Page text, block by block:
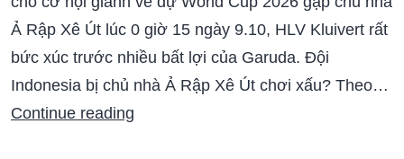
Ả Rập Xê Út lúc 0 giờ 15 ngày 9.10, HLV Kluivert rất
bức xúc trước nhiều bất lợi của Garuda. Đội
Indonesia bị chủ nhà Ả Rập Xê Út chơi xấu? Theo…
Continue reading